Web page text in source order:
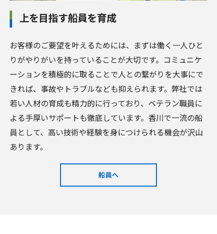
上を目指す船員を育成
お客様のご要望を叶えるためには、まずは働く一人ひと
りがやりがいを持っていることが大切です。コミュニケ
ーションを積極的に取ることで人との繋がりを大事にで
きれば、事故やトラブルなども抑えられます。弊社では
若い人材の育成も精力的に行っており、ベテラン職員に
よる手厚いサポートも徹底しています。香川で一流の船
員として、高い技術や経験を身につけられる機会が沢山
あります。
船員へ